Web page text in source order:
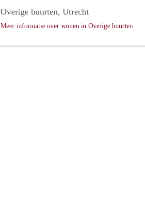
Overige buurten, Utrecht
Meer informatie over wonen in Overige buurten